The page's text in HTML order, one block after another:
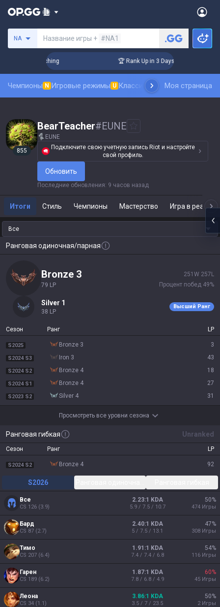
NA Название игры + #NA1
Coaching 🏆 Rank Up in 3 Days! Challenger
Чемпионы N Игровые режимы U Классика N Рейтинг скинов
Моя страница
855
BearTeacher#EUNE
EUNE
Подключите свою учетную запись Riot и настройте
свой профиль.
Обновить
Последние обновления: 9 часов назад
Итоги Стиль Чемпионы Мастерство Игра в
Все
Ранговая одиночная/парная
bronze 3
79 LP
251 W 257 L
Процент побед 49%
silver 1
38 LP
Высший Ранг
Сезон Ранг LP
S2025 bronze 3 3
S2024 S3 iron 3 43
S2024 S2 bronze 4 18
S2024 S1 bronze 4 27
S2023 S2 silver 4 31
Просмотреть все уровни сезона
Ранговая гибкая Unranked
Сезон Ранг LP
S2024 S2 bronze 4 92
S2026
Все
CS 126 (3.9)
2.23:1 KDA
5.9 / 7.5 / 10.7
50%
474 Игры
Бард
CS 87 (2.7)
2.40:1 KDA
5 / 7.5 / 13.1
47%
308 Игры
Тимо
CS 207 (6.4)
1.91:1 KDA
7.4 / 7.4 / 6.8
54%
116 Игры
Гарен
CS 189 (6.2)
1.87:1 KDA
7.8 / 6.8 / 4.9
60%
45 Игры
Леона
CS 34 (1.1)
3.86:1 KDA
3.5 / 7 / 23.5
50%
2 Игры